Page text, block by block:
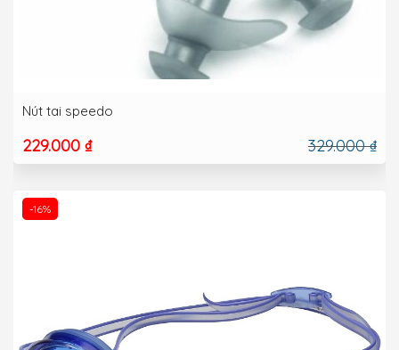
Nút tai speedo
229.000 ₫ 329.000 ₫
-16%